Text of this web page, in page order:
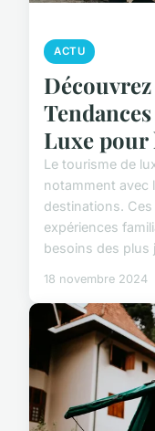
ACTU
Luxe pour
Le tourisme de
notamment avec
destinations.
expériences
besoins des plus
18 novembre 2024